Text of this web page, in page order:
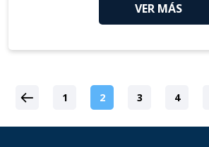
VER MÁS
1 2 3 4